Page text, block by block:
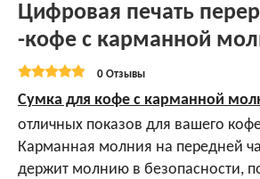
Цифровая печать
-кофе с карманной
0 Отзывы
Сумка для кофе с карманной
отличных показов для вашего
Карманная молния на передней
держит молнию в безопасности,